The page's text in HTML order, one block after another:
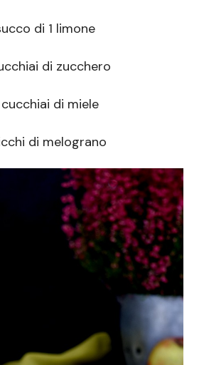
di 1 limone
di zucchero
di miele
di melograno